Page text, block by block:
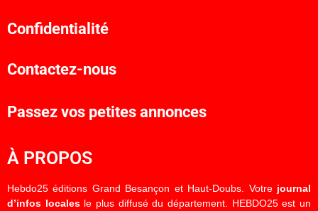
Confidentialité
Contactez-nous
Passez vos petites annonces
À PROPOS
Hebdo25 éditions Grand Besançon et Haut-Doubs. Votre journal
d’infos localesle plus diffusé du département. HEBDO25 est un